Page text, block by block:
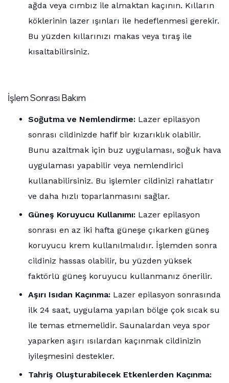
ağda veya cımbız ile almaktan kaçının. Kılların
köklerinin lazer ışınları ile hedeflenmesi gerekir.
Bu yüzden kıllarınızı makas veya tıraş ile
kısaltabilirsiniz.
İşlem Sonrası Bakım
Soğutma ve Nemlendirme: Lazer epilasyon
sonrası cildinizde hafif bir kızarıklık olabilir.
Bunu azaltmak için buz uygulaması, soğuk hava
uygulaması yapabilir veya nemlendirici
kullanabilirsiniz. Bu işlemler cildinizi rahatlatır
ve daha hızlı toparlanmasını sağlar.
Güneş Koruyucu Kullanımı: Lazer epilasyon
sonrası en az iki hafta güneşe çıkarken güneş
koruyucu krem kullanılmalıdır. İşlemden sonra
cildiniz hassas olabilir, bu yüzden yüksek
faktörlü güneş koruyucu kullanmanız önerilir.
Aşırı Isıdan Kaçınma: Lazer epilasyon sonrasında
ilk 24 saat, uygulama yapılan bölge çok sıcak su
ile temas etmemelidir. Saunalardan veya spor
yaparken aşırı ısılardan kaçınmak cildinizin
iyileşmesini destekler.
Tahriş Oluşturabilecek Etkenlerden Kaçınma: